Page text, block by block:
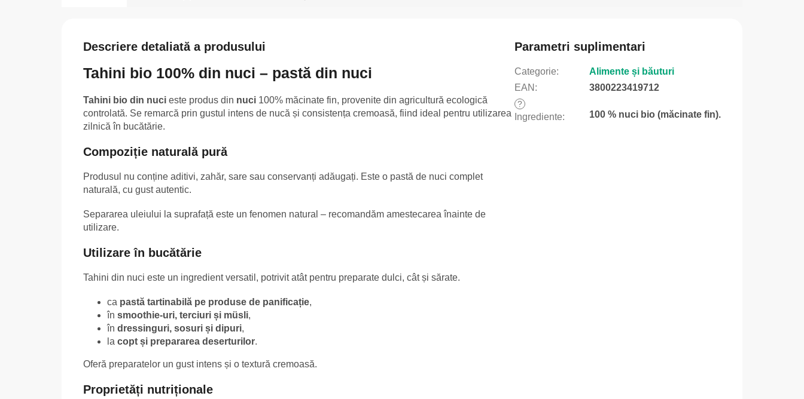
Descriere detaliată a produsului
Tahini bio 100% din nuci – pastă din nuci
Tahini bio din nuci este produs din nuci 100% măcinate fin, provenite din agricultură ecologică
controlată. Se remarcă prin gustul intens de nucă și consistența cremoasă, fiind ideal pentru utilizarea
zilnică în bucătărie.
Compoziție naturală pură
Produsul nu conține aditivi, zahăr, sare sau conservanți adăugați. Este o pastă de nuci complet
naturală, cu gust autentic.
Separarea uleiului la suprafață este un fenomen natural – recomandăm amestecarea înainte de
utilizare.
Utilizare în bucătărie
Tahini din nuci este un ingredient versatil, potrivit atât pentru preparate dulci, cât și sărate.
ca pastă tartinabilă pe produse de panificație,
în smoothie-uri, terciuri și müsli,
în dressinguri, sosuri și dipuri,
la copt și prepararea deserturilor.
Oferă preparatelor un gust intens și o textură cremoasă.
Proprietăți nutriționale
Parametri suplimentari
Categorie:
Alimente și băuturi
EAN : 3800223419712
?
Ingrediente: 100 % nuci bio (măcinate fin).